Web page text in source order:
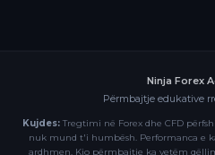
Ninja Forex
Përmbajtje edukative
Kujdes:Tregtimi në Forex dhe CFD
nuk mund t'i humbësh. Performanca e
ardhmen. Kjo përmbajtje ka vetëm